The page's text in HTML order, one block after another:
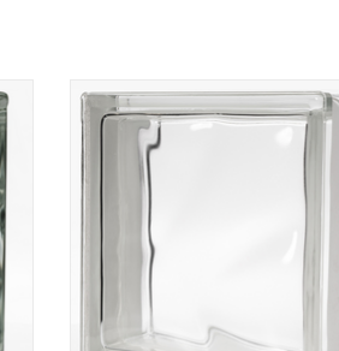
190x190x80 Wolke
ZUM WARENKORB HINZUFÜGEN